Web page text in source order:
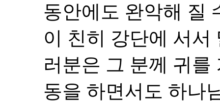
동안에도 완악해 질
이 친히 강단에 서서
러분은 그 분께 귀
동을 하면서도 하나